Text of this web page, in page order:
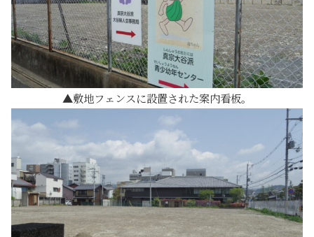
敷地フェンスに設置された案内看板。